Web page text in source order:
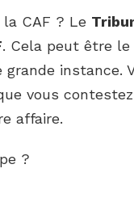
CAF ? Le
. Cela peut être le
grande instance.
vous
affaire.
?